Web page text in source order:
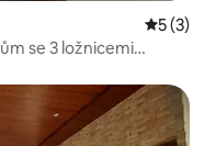
5 (3)
se 3 ložnicemi